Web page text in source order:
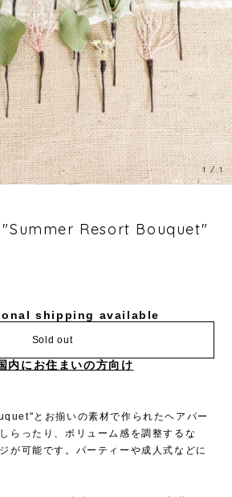
1/1
Resort Bouquet"
shipping available
Sold out
内にお住まいの方向け
とお揃いの素材で作られたヘアパー
らったり、ボリューム感を調整するな
が可能です。パーティーや成人式などに